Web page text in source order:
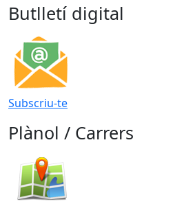
Butlletí digital
Subscriu-te
Plànol / Carrers